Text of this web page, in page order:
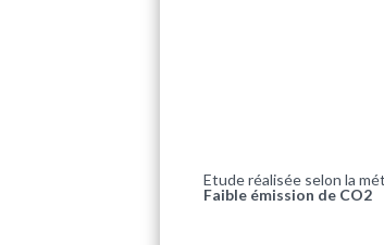
Etude réalisée selon la
Faible émission de CO2